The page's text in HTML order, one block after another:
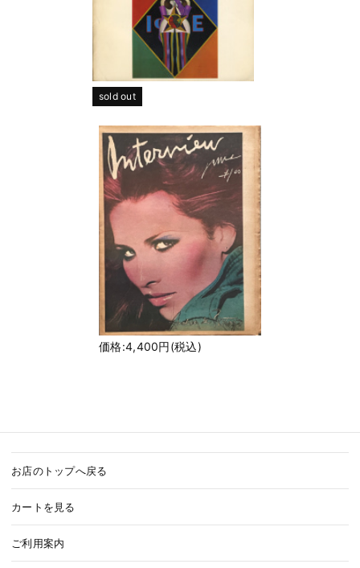
sold out
価格:4,400円(税込)
お店のトップへ戻る
カートを見る
ご利用案内